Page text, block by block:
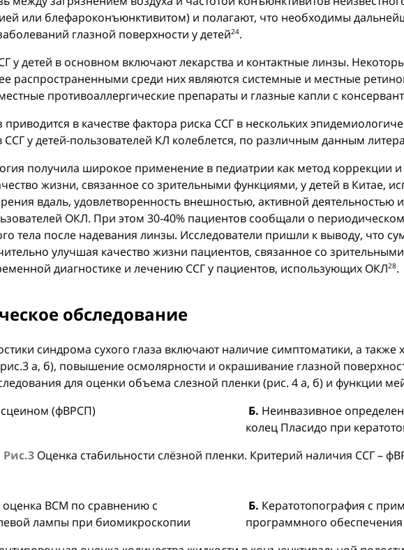
или блефароконъюнктивитом) и полагают, что необходимы
глазной поверхности у детей24.
у детей в основном включают лекарства и контактные линзы.
распространенными среди них являются системные и местные
противоаллергические препараты и глазные капли с
в качестве фактора риска ССГ в нескольких
у детей-пользователей КЛ колеблется, по различным данным
получила широкое применение в педиатрии как метод коррекции
жизни, связанное со зрительными функциями, у детей в Китае,
вдаль, удовлетворенность внешностью, активной деятельностью
ОКЛ. При этом 30-40% пациентов сообщали о
тела после надевания линзы. Исследователи пришли к выводу, что
улучшая качество жизни пациентов, связанное со
диагностике и лечению ССГ у пациентов, использующих ОКЛ28.
обследование
синдрома сухого глаза включают наличие симптоматики, а также
а, б), повышение осмолярности и окрашивание глазной
для оценки объема слезной пленки (рис. 4 а, б) и функции
(фВРСП) Б. Неинвазивное
колец Пласидо при
Рис.3 Оценка стабильности слёзной пленки. Критерий наличия ССГ –
ВСМ по сравнению с
лампы при биомикроскопии
Б. Кератотопография с
программного